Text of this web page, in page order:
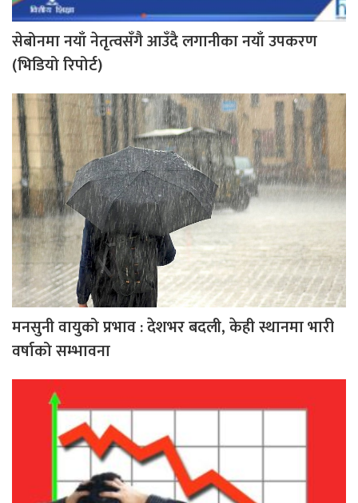
सेबोनमा नयाँ नेतृत्वसँगै आउँदै लगानीका नयाँ उपकरण
(भिडियो रिपोर्ट)
मनसुनी वायुको प्रभाव : देशभर बदली, केही स्थानमा भारी
वर्षाको सम्भावना